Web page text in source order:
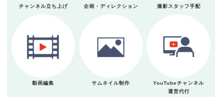
チャンネル立ち上げ 企画・ディレクション 撮影スタッフ手配
動画編集 サムネイル制作
YouTubeチャンネル
運営代行